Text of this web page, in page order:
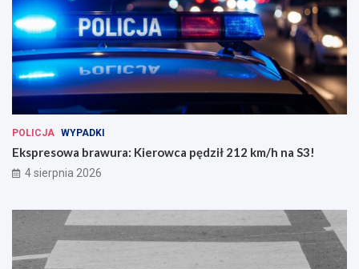
POLICJA WYPADKI
Ekspresowa brawura: Kierowca pędził 212 km/h na S3!
4 sierpnia 2026